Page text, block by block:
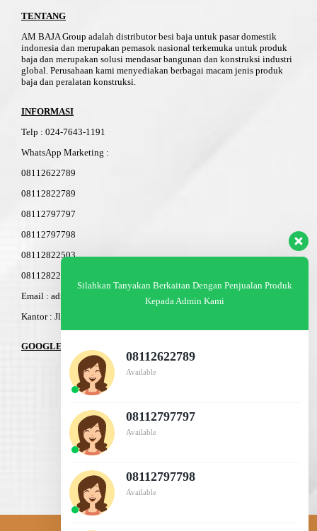
TENTANG
AM BAJA Group adalah distributor besi baja untuk pasar domestik
indonesia dan merupakan pemasok nasional terkemuka untuk produk
baja dan merupakan solusi mendasar bangunan dan konstruksi industri
global. Perusahaan kami menyediakan berbagai macam jenis produk
baja dan peralatan konstruksi.
INFORMASI
Telp : 024-7643-11 91
WhatsApp Marketing :
08112622789
08112822789
08112797797
08112797798
08112822503
08112822603
Email : admin@am-baja.com
Kantor : Jl. Gatot Subroto 7b Semarang.
GOOGLE MAPS
Silahkan Tanyakan Berkaitan Dengan Penjualan Produk
Kepada Admin Kami
08112622789
Available
08112797797
Available
08112797798
Available